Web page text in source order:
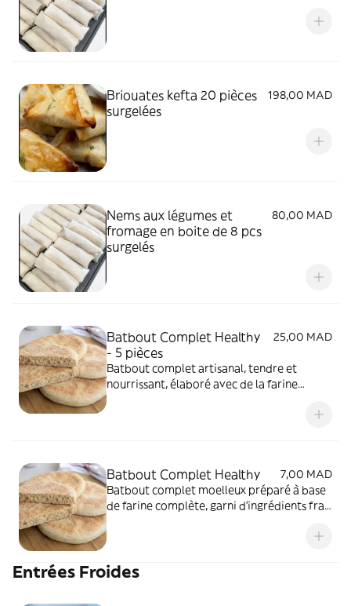
Briouates kefta 20 pièces
surgelées
198,00 MAD
Nems aux légumes et
fromage en boite de 8 pcs
surgelés
80,00 MAD
Batbout Complet Healthy
- 5 pièces
25,00 MAD
Batbout complet artisanal, tendre et
nourrissant, élaboré avec de la farine
Batbout Complet Healthy
7,00 MAD
Batbout complet moelleux préparé à base
de farine complète, garni d’ingrédients frais
Entrées Froides